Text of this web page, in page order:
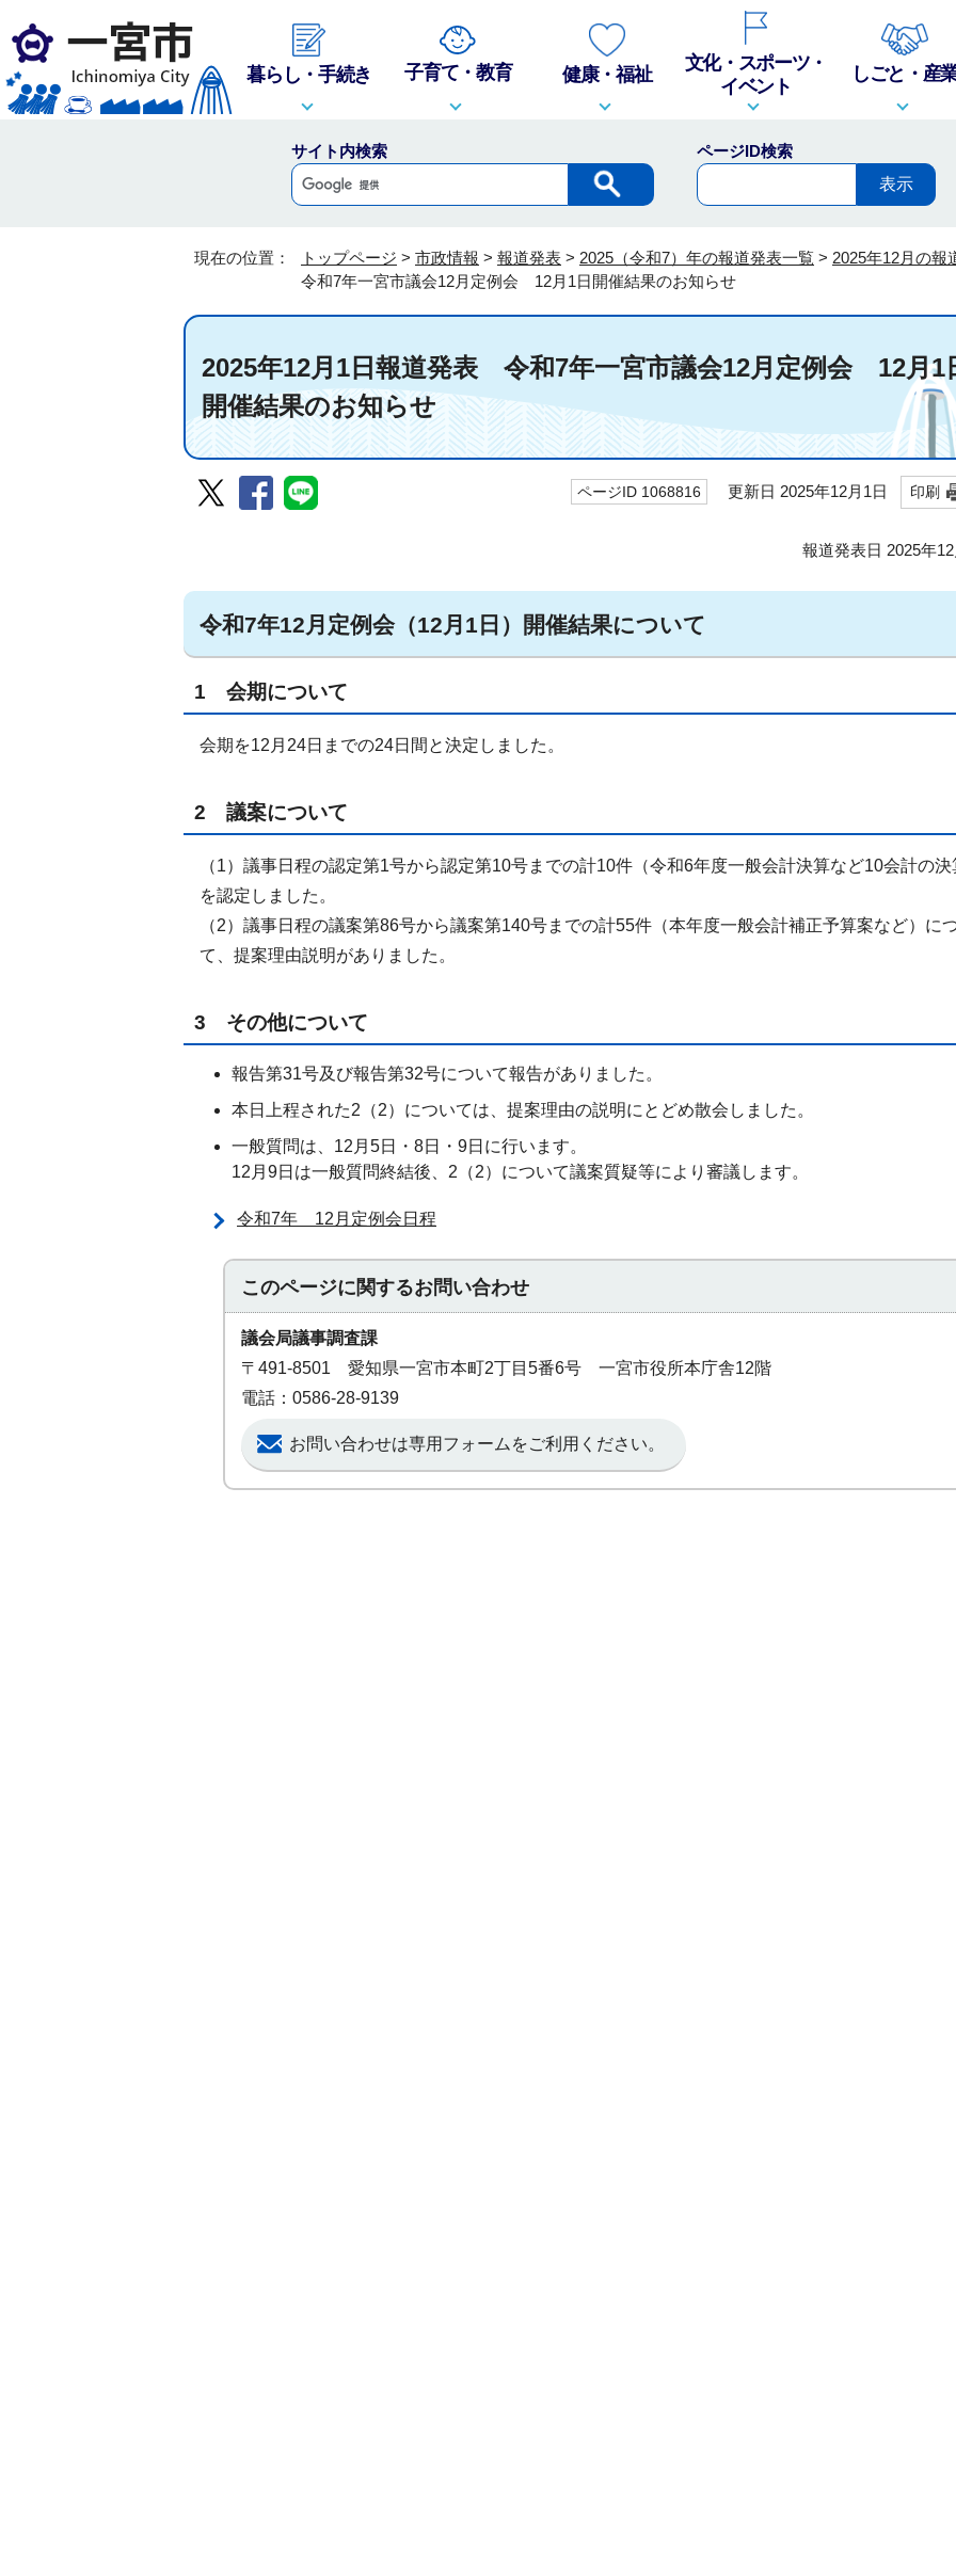
暮らし・手続き 子育て・教育 健康・福祉
文化・スポーツ・
イベント
しごと・産
サイト内検索
ページID検索
現在の位置： トップページ > 市政情報 > 報道発表 > 2025（令和7）年の報道発表一覧 > 2025年12月の報
令和7年一宮市議会12月定例会 12月1日開催結果のお知らせ
2025年12月1日報道発表 令和7年一宮市議会12月定例会 12月1
開催結果のお知らせ
ページID 1068816 更新日 2025年12月1日 印刷
報道発表日 2025年12
令和7年12月定例会（12月1日）開催結果について
1 会期について
会期を12月24日までの24日間と決定しました。
2 議案について
（1）議事日程の認定第1号から認定第10号までの計10件（令和6年度一般会計決算など10会計の決
を認定しました。
（2）議事日程の議案第86号から議案第140号までの計55件（本年度一般会計補正予算案など）に
て、提案理由説明がありました。
3 その他について
報告第31号及び報告第32号について報告がありました。
本日上程された2（2）については、提案理由の説明にとどめ散会しました。
一般質問は、12月5日・8日・9日に行います。
12月9日は一般質問終結後、2（2）について議案質疑等により審議します。
令和7年 12月定例会日程
このページに関するお問い合わせ
議会局議事調査課
〒491-8501 愛知県一宮市本町2丁目5番6号 一宮市役所本庁舎12階
電話：0586-28-9139
お問い合わせは専用フォームをご利用ください。